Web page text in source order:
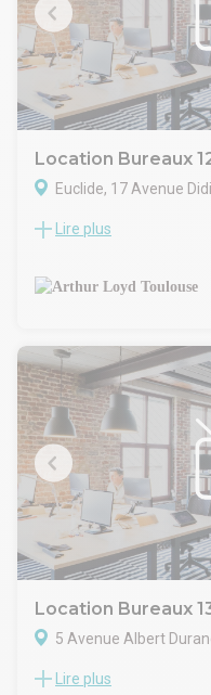
- Indexation : Annuelle,
- Dépôt de garantie : 3
- Loyers et charges :
Location Bureaux
Euclide, 17 Avenue
Découvrez plusieurs
cœur d’un pôle
toulousain. Cet
connectivité. Les
grande flexibilité
environnement reconnu
Vous apprécierez la
comme des espaces
kitchenette, un
Profitez d’une
attractif, entouré de
infrastructures
Lire plus
Location Bureaux
5 Avenue Albert
Découvrez ces bureaux
Lire plus